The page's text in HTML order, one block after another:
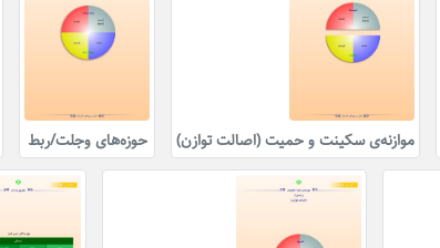
موازنه‌ی سکینت و حمیت (اصالت توازن) حوزه‌های وجلت/ربط